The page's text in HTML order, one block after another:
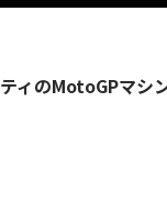
ィのMotoGPマシ